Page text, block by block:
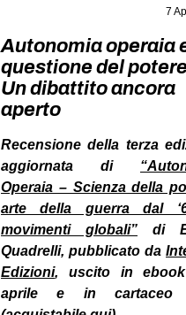
STUDENTI TSUNAMI
ZAM
MOBILITAZIONI
SPAZI
SPORT POPOLARE
MOVIMENTI
AMBIENTE
ANTIFASCISMO
7
Autonomia operaia
questione del
Un dibattito ancora
aperto
Recensione della terza
aggiornata di
Operaia – Scienza della
arte della guerra dal
movimenti globali” di
Quadrelli, pubblicato da
Edizioni, uscito in
aprile e in cartaceo